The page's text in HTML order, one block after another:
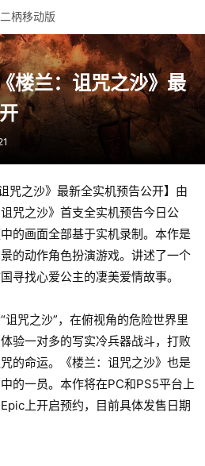
二柄移动版
楼兰：诅咒之沙》最
咒之沙》最新全实机预告公开】由
咒之沙》首支全实机预告今日公
的画面全部基于实机录制。本作是
的动作角色扮演游戏。讲述了一个
寻找心爱公主的凄美爱情故事。
咒之沙”，在俯视角的危险世界里
验一对多的写实冷兵器战斗，打败
的命运。《楼兰：诅咒之沙》也是
的一员。本作将在PC和PS5平台上
上开启预约，目前具体发售日期